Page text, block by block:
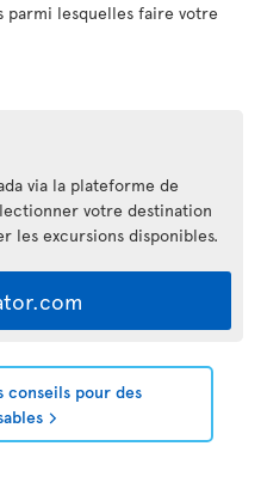
lesquelles faire votre
via la plateforme de
votre destination
les excursions disponibles.
conseils pour des